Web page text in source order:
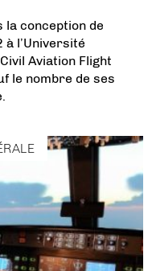
la conception de
l’Université
Aviation Flight
le nombre de ses